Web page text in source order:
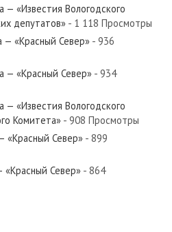
— «Красный Север»
Север»
Север»
«Известия Вологодского
депутатов» - 1 118 Просмотры
«Красный Север» - 936
— «Красный Север» - 934
«Известия Вологодского
Комитета» - 908 Просмотры
«Красный Север» - 899
Север» - 864